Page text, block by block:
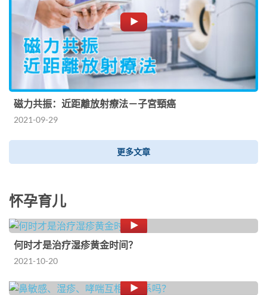
磁力共振：近距離放射療法－子宮頸癌
2021-09-29
更多文章
怀孕育儿
何时才是治疗湿疹黄金时间？
2021-10-20